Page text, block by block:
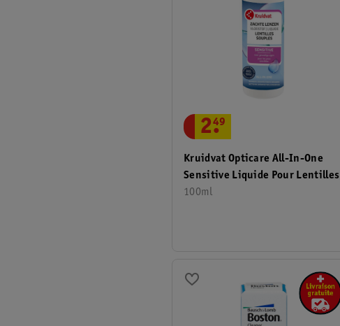
Kruidvat Opticare All-In-One
Sensitive Liquide Pour Lentilles
100ml
2.
49